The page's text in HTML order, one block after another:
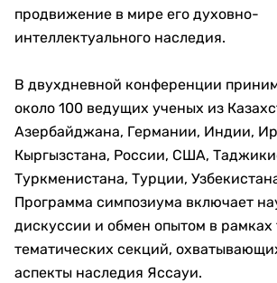
продвижение в мире его духовно-
интеллектуального наследия.
В двухдневной конференции
около 100 ведущих ученых из
Азербайджана, Германии, Индии,
Кыргызстана, России, США,
Туркменистана, Турции,
Программа симпозиума включает
дискуссии и обмен опытом в рамках
тематических секций,
аспекты наследия Яссауи.